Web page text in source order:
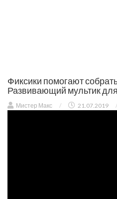
Фиксики помогают
Развивающий мультик
Мистер Макс / 21.07.2019 /